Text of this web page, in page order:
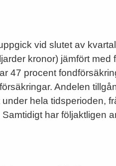
vid slutet av
kronor) jämfört med
47 procent
Andelen
hela tidsperioden,
har följaktligen